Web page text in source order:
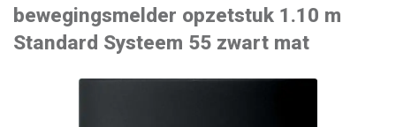
bewegingsmelder opzetstuk 1.10 m
Standard Systeem 55 zwart mat